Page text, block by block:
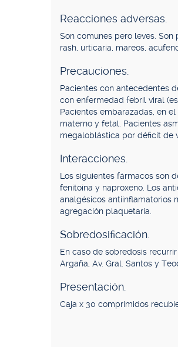
Reacciones adversas.
Son comunes pero leves.
rash, urticaria, mareos,
Precauciones.
Pacientes con antecedentes
con enfermedad febril viral
Pacientes embarazadas, en
materno y fetal. Pacientes
megaloblástica por déficit de
Interacciones.
Los siguientes fármacos son
fenitoína y naproxeno. Los
analgésicos antiinflamatorios
agregación plaquetaria.
Sobredosificación.
En caso de sobredosis
Argaña, Av. Gral. Santos y
Presentación.
Caja x 30 comprimidos